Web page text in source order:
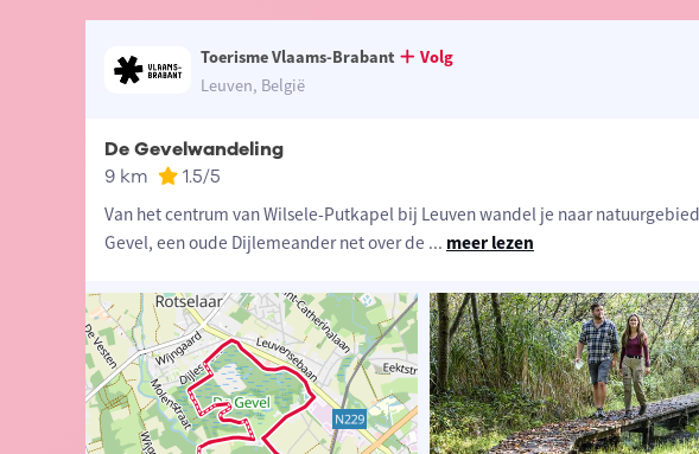
Toerisme Vlaams-Brabant
Volg
Leuven, België
De Gevelwandeling
9 km 1.5/5
Van het centrum van Wilsele-Putkapel bij Leuven wandel je naar
Gevel, een oude Dijlemeander net over de ... meer lezen